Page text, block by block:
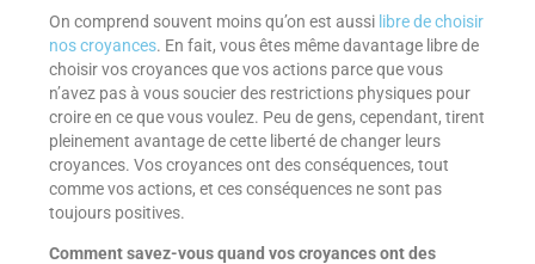
On comprend souvent moins qu’on est aussi libre de choisir
nos croyances. En fait, vous êtes même davantage libre de
choisir vos croyances que vos actions parce que vous
n’avez pas à vous soucier des restrictions physiques pour
croire en ce que vous voulez. Peu de gens, cependant, tirent
pleinement avantage de cette liberté de changer leurs
croyances. Vos croyances ont des conséquences, tout
comme vos actions, et ces conséquences ne sont pas
toujours positives.
Comment savez-vous quand vos croyances ont des